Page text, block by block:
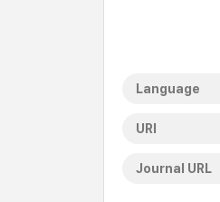
Language
URI
Journal URL